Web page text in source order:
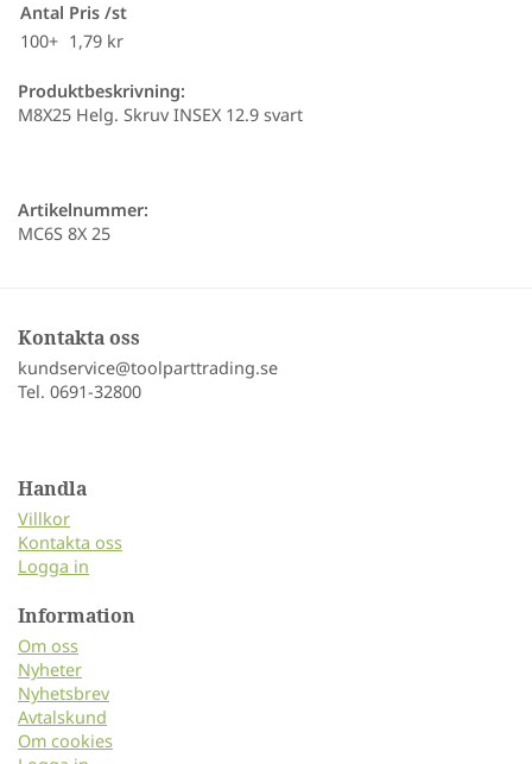
Antal Pris /st
100+ 1,79 kr
Produktbeskrivning:
M8X25 Helg. Skruv INSEX 12.9 svart
Artikelnummer:
MC6S 8X 25
Kontakta oss
kundservice@toolparttrading.se
Tel. 0691-32800
Handla
Villkor
Kontakta oss
Logga in
Information
Om oss
Nyheter
Nyhetsbrev
Avtalskund
Om cookies